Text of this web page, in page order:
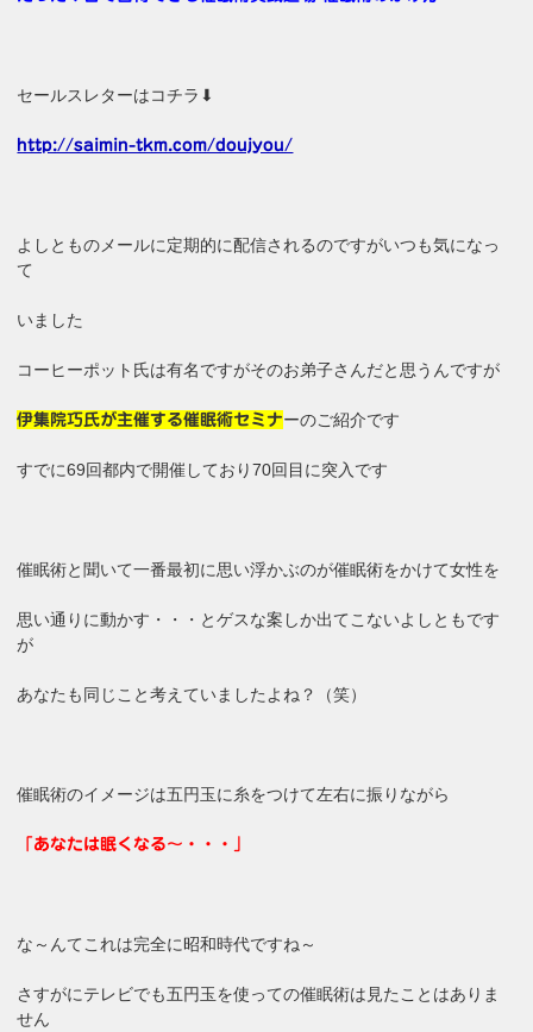
セールスレターはコチラ⬇
http://saimin-tkm.com/doujyou/
よしとものメールに定期的に配信されるのですがいつも気になっ
て
いました
コーヒーポット氏は有名ですがそのお弟子さんだと思うんですが
伊集院巧氏が主催する催眠術セミナーのご紹介です
すでに69回都内で開催しており70回目に突入です
催眠術と聞いて一番最初に思い浮かぶのが催眠術をかけて女性を
思い通りに動かす・・・とゲスな案しか出てこないよしともです
が
あなたも同じこと考えていましたよね？（笑）
催眠術のイメージは五円玉に糸をつけて左右に振りながら
「あなたは眠くなる～・・・」
な～んてこれは完全に昭和時代ですね～
さすがにテレビでも五円玉を使っての催眠術は見たことはありま
せん